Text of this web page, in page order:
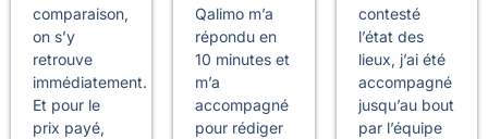
comparaison,
on s’y
retrouve
immédiatement.
Et pour le
prix payé,
Qalimo m’a
répondu en
10 minutes et
m’a
accompagné
pour rédiger
contesté
l’état des
lieux, j’ai été
accompagné
jusqu’au bout
par l’équipe